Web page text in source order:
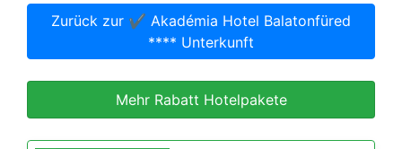
Zurück zur ✔️ Akadémia Hotel Balatonfüred
**** Unterkunft
Mehr Rabatt Hotelpakete